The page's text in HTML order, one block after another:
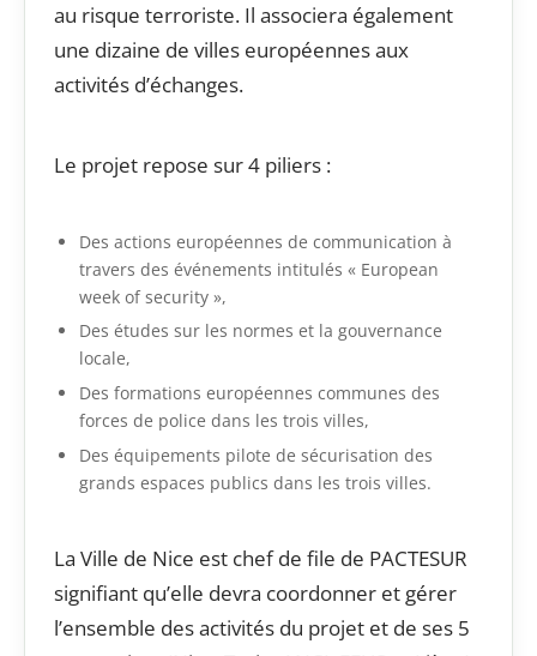
au risque terroriste. Il associera également
une dizaine de villes européennes aux
activités d’échanges.
Le projet repose sur 4 piliers :
Des actions européennes de communication à
travers des événements intitulés « European
week of security »,
Des études sur les normes et la gouvernance
locale,
Des formations européennes communes des
forces de police dans les trois villes,
Des équipements pilote de sécurisation des
grands espaces publics dans les trois villes.
La Ville de Nice est chef de file de PACTESUR
signifiant qu’elle devra coordonner et gérer
l’ensemble des activités du projet et de ses 5